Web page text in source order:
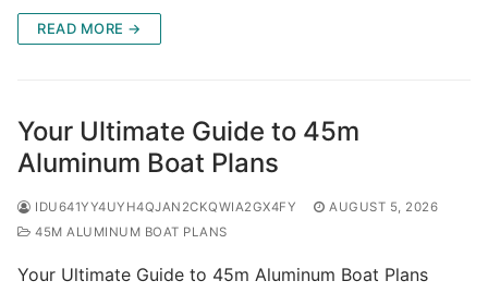
READ MORE →
Your Ultimate Guide to 45m
Aluminum Boat Plans
IDU641YY4UYH4QJAN2CKQWIA2GX4FY
AUGUST 5, 2026
45M ALUMINUM BOAT PLANS
Your Ultimate Guide to 45m Aluminum Boat Plans